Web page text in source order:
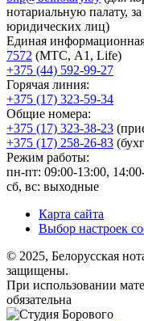
нотариальную палату,
юридических лиц)
Единая
7572 (МТС, A1, Life)
+375 (44) 592-99-27
Горячая линия:
+375 (17) 323-59-34
Общие номера:
+375 (17) 323-38-23
+375 (17) 258-26-83
Режим работы:
пн-пт: 09:00-13:00,
сб, вс: выходные
Карта сайта
Выбор настроек
© 2025, Белорусская
защищены.
При использовании
обязательна